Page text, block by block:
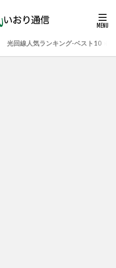
光回線人気ランキング-ベスト10